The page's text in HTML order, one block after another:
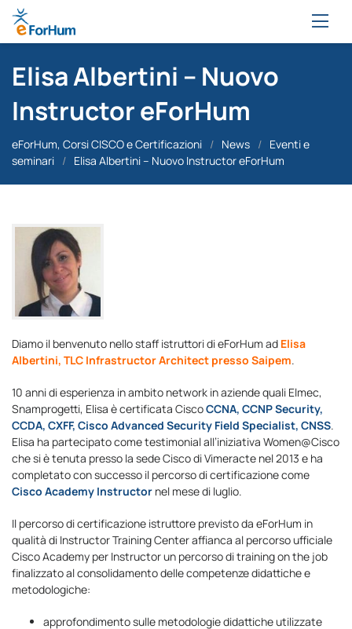
Elisa Albertini – Nuovo
Instructor eForHum
eForHum, Corsi CISCO e Certificazioni / News / Eventi e
seminari / Elisa Albertini – Nuovo Instructor eForHum
Diamo il benvenuto nello staff istruttori di eForHum ad Elisa
Albertini, TLC Infrastructor Architect presso Saipem.
10 anni di esperienza in ambito network in aziende quali Elmec,
Snamprogetti, Elisa è certificata CiscoCCNA, CCNP Security,
CCDA, CXFF, Cisco Advanced Security Field Specialist, CNSS.
Elisa ha partecipato come testimonial all’iniziativa Women@Cisco
che si è tenuta presso la sede Cisco di Vimeracte nel 2013 e ha
completato con successo il percorso di certificazione come
Cisco Academy Instructor nel mese di luglio.
Il percorso di certificazione istruttore previsto da eForHum in
qualità di Instructor Training Center affianca al percorso ufficiale
Cisco Academy per Instructor un percorso di training on the job
finalizzato al consolidamento delle competenze didattiche e
metodologiche:
approfondimento sulle metodologie didattiche utilizzate